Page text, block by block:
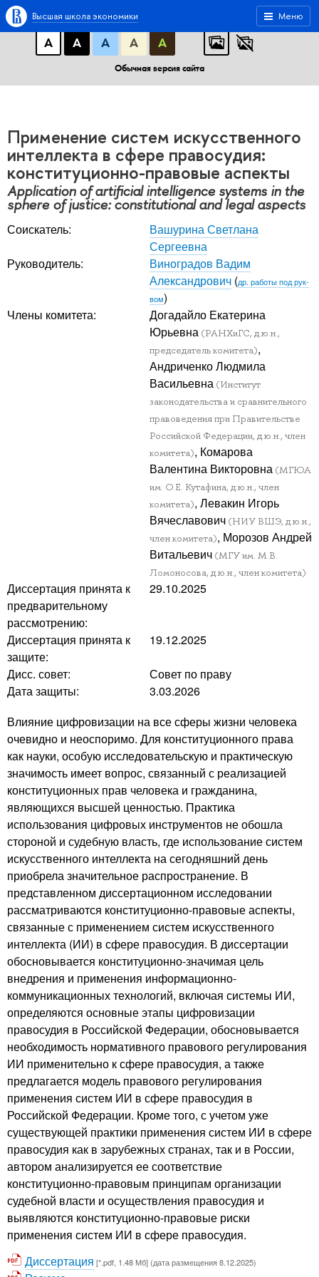
A A A
АБB
А
А А А А
Обычная версия сайта
Меню
Высшая школа экономики
Применение систем искусственного
интеллекта в сфере правосудия:
конституционно-правовые аспекты
Application of artificial intelligence systems in the
sphere of justice: constitutional and legal aspects
Соискатель:
Вашурина Светлана
Сергеевна
Руководитель:
Виноградов Вадим
Александрович (др. работы под рук-
вом)
Члены комитета:
Догадайло Екатерина
Юрьевна (РАНХиГС, д.ю.н.,
председатель комитета),
Андриченко Людмила
Васильевна (Институт
законодательства и сравнительного
правоведения при Правительстве
Российской Федерации, д.ю.н., член
комитета), Комарова
Валентина Викторовна (МГЮА
им. О.Е. Кутафина, д.ю.н., член
комитета), Левакин Игорь
Вячеславович (НИУ ВШЭ, д.ю.н.,
член комитета), Морозов Андрей
Витальевич (МГУ им. М.В.
Ломоносова, д.ю.н., член комитета)
Диссертация принята к
предварительному
рассмотрению:
29.10.2025
Диссертация принята к
защите:
19.12.2025
Дисс. совет:
Совет по праву
Дата защиты:
3.03.2026
Влияние цифровизации на все сферы жизни человека
очевидно и неоспоримо. Для конституционного права
как науки, особую исследовательскую и практическую
значимость имеет вопрос, связанный с реализацией
конституционных прав человека и гражданина,
являющихся высшей ценностью. Практика
использования цифровых инструментов не обошла
стороной и судебную власть, где использование систем
искусственного интеллекта на сегодняшний день
приобрела значительное распространение. В
представленном диссертационном исследовании
рассматриваются конституционно-правовые аспекты,
связанные с применением систем искусственного
интеллекта (ИИ) в сфере правосудия. В диссертации
обосновывается конституционно-значимая цель
внедрения и применения информационно-
коммуникационных технологий, включая системы ИИ,
определяются основные этапы цифровизации
правосудия в Российской Федерации, обосновывается
необходимость нормативного правового регулирования
ИИ применительно к сфере правосудия, а также
предлагается модель правового регулирования
применения систем ИИ в сфере правосудия в
Российской Федерации. Кроме того, с учетом уже
существующей практики применения систем ИИ в сфере
правосудия как в зарубежных странах, так и в России,
автором анализируется ее соответствие
конституционно-правовым принципам организации
судебной власти и осуществления правосудия и
выявляются конституционно-правовые риски
применения систем ИИ в сфере правосудия.
Диссертация [*.pdf, 1.48 Мб] (дата размещения 8.12.2025)